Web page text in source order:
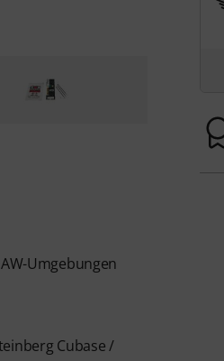
Umgebungen
Cubase /